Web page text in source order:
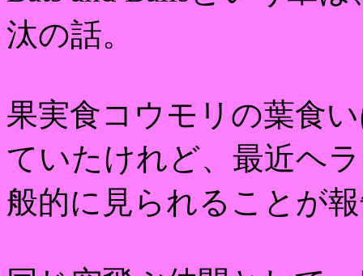
汰の話。
果実食コウモリの葉食
ていたけれど、最近ヘ
般的に見られることが